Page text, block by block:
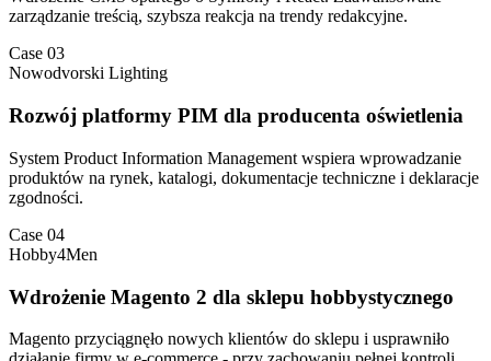
zarządzanie treścią, szybsza reakcja na trendy redakcyjne.
Case 03
Nowodvorski Lighting
Rozwój platformy PIM dla producenta oświetlenia
System Product Information Management wspiera wprowadzanie
produktów na rynek, katalogi, dokumentacje techniczne i deklaracje
zgodności.
Case 04
Hobby4Men
Wdrożenie Magento 2 dla sklepu hobbystycznego
Magento przyciągnęło nowych klientów do sklepu i usprawniło